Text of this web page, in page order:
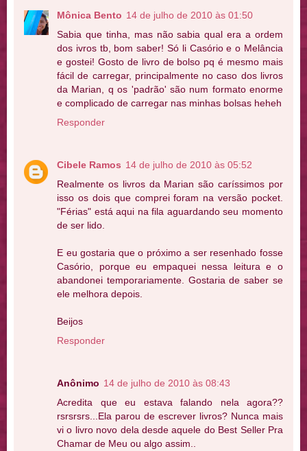
Mônica Bento 14 de julho de 2010 às 01:50
Sabia que tinha, mas não sabia qual era a ordem
dos ivros tb, bom saber! Só li Casório e o Melância
e gostei! Gosto de livro de bolso pq é mesmo mais
fácil de carregar, principalmente no caso dos livros
da Marian, q os 'padrão' são num formato enorme
e complicado de carregar nas minhas bolsas heheh
Responder
Cibele Ramos 14 de julho de 2010 às 05:52
Realmente os livros da Marian são caríssimos por
isso os dois que comprei foram na versão pocket.
"Férias" está aqui na fila aguardando seu momento
de ser lido.
E eu gostaria que o próximo a ser resenhado fosse
Casório, porque eu empaquei nessa leitura e o
abandonei temporariamente. Gostaria de saber se
ele melhora depois.
Beijos
Responder
Anônimo 14 de julho de 2010 às 08:43
Acredita que eu estava falando nela agora??
rsrsrsrs...Ela parou de escrever livros? Nunca mais
vi o livro novo dela desde aquele do Best Seller Pra
Chamar de Meu ou algo assim..